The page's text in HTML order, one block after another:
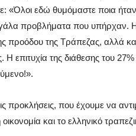
«Όλοι εδώ θυμόμαστε ποια
προβλήματα που υπήρχαν.
προόδου της Τράπεζας, αλλά
Η επιτυχία της διάθεσης του
προκλήσεις, που έχουμε να
και το ελληνικό